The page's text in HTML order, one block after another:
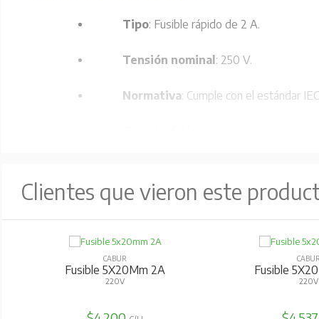
Tipo: Fusible rápido de 2 A.
Tensión nominal : 250 V.
Normativa: Cumple con el estándar
Capacidad de interrupción:
: Ø 5 x 20 mm
Aprobaciones : Homologación RINA
Clientes que vieron este
CABUR
Fusible 5X20Mm 2A
220V
CABUR
Fusible
220V